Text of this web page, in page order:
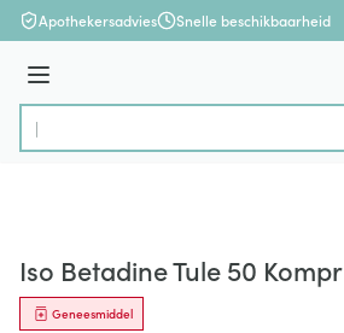
Ga naar de inhoud
Apothekersadvies Snelle beschikbaarheid
Menu
Product, merk, categorie...
Iso Betadine Tule 50 Kompr
Geneesmiddel